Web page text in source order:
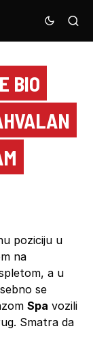
BIO
poziciju u
na
a u
se
Spa vozili
Smatra da